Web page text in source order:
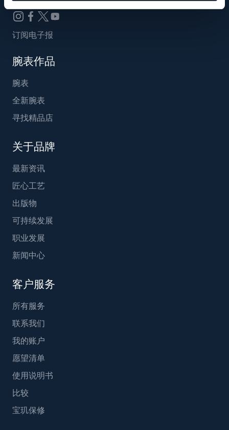
订阅电子报
腕表作品
腕表
全新腕表
寻找精品店
关于品牌
最新资讯
匠心工艺
出版物
可持续发展
职业发展
新闻中心
客户服务
所有服务
联系我们
我的账户
愿望清单
使用说明书
比较
宝玑保修